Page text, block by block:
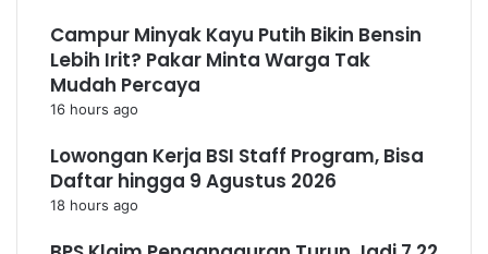
Campur Minyak Kayu Putih Bikin Bensin
Lebih Irit? Pakar Minta Warga Tak
Mudah Percaya
16 hours ago
Lowongan Kerja BSI Staff Program, Bisa
Daftar hingga 9 Agustus 2026
18 hours ago